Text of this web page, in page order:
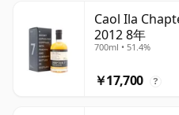
Caol Ila
2012 8年
700ml • 51.4%
￥17,700 ?